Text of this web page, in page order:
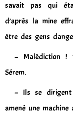
savait pas qui
d’après la mine
être des gens
– Malédiction !
Sérem.
– Ils se
amené une